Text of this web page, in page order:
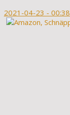
2021-04-23 - 00:38